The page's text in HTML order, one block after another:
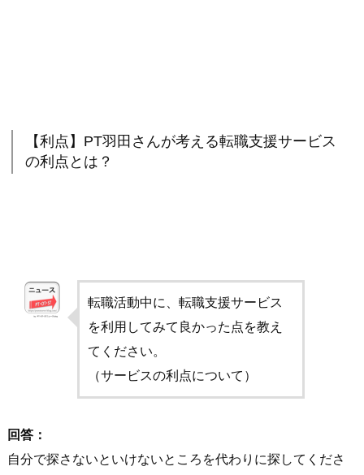
【利点】PT羽田さんが考える転職支援サービス
の利点とは？
転職活動中に、転職支援サービス
を利用してみて良かった点を教え
てください。
（サービスの利点について）
回答：
自分で探さないといけないところを代わりに探してくださ